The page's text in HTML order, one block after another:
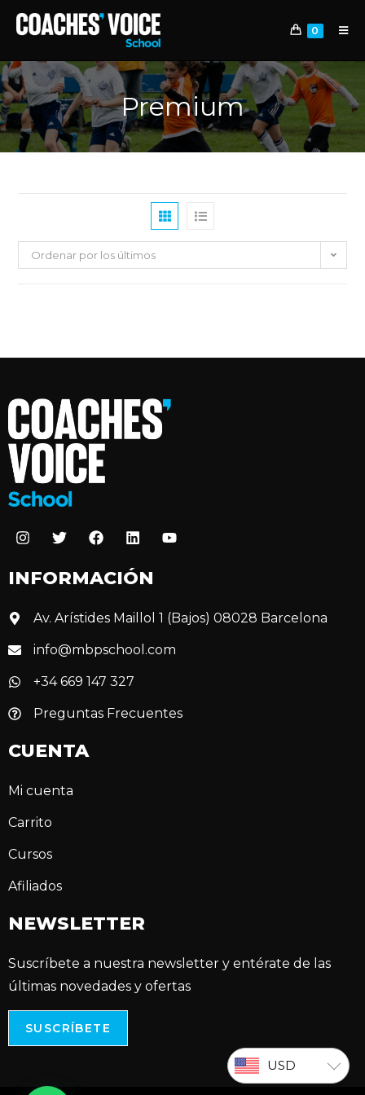
0
Premium
Ordenar por los últimos
INFORMACIÓN
Av. Arístides Maillol 1 (Bajos) 08028 Barcelona
info@mbpschool.com
+34 669 147 327
Preguntas Frecuentes
CUENTA
Mi cuenta
Carrito
Cursos
Afiliados
NEWSLETTER
Suscríbete a nuestra newsletter y entérate de las
últimas novedades y ofertas
SUSCRÍBETE
USD